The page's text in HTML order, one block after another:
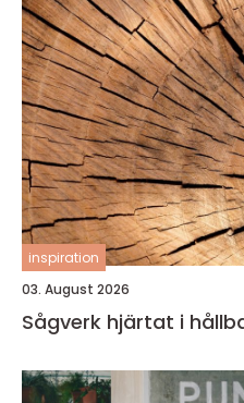
inspiration
03. August 2026
Sågverk hjärtat i